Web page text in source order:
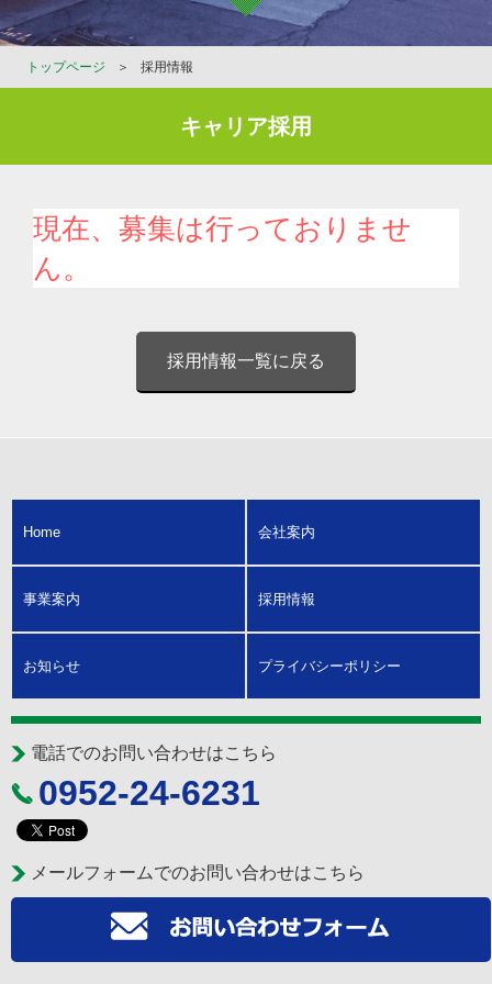
トップページ ＞ 採用情報
キャリア採用
現在、募集は行っておりませ
ん。
採用情報一覧に戻る
Home 会社案内
事業案内 採用情報
お知らせ プライバシーポリシー
電話でのお問い合わせはこちら
0952-24-6231
メールフォームでのお問い合わせはこちら